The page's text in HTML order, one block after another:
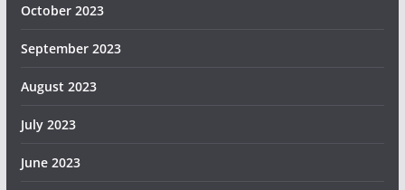
October 2023
September 2023
August 2023
July 2023
June 2023